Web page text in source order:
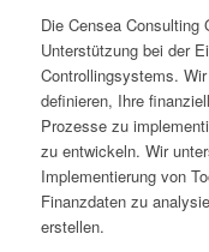
Die Censea Consulting
Unterstützung bei der
Controllingsystems.
definieren, Ihre
Prozesse zu
zu entwickeln. Wir
Implementierung von
Finanzdaten zu
erstellen.